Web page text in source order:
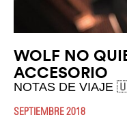
WOLF NO
ACCESORIO
NOTAS DE VIAJE
SEPTIEMBRE 2018